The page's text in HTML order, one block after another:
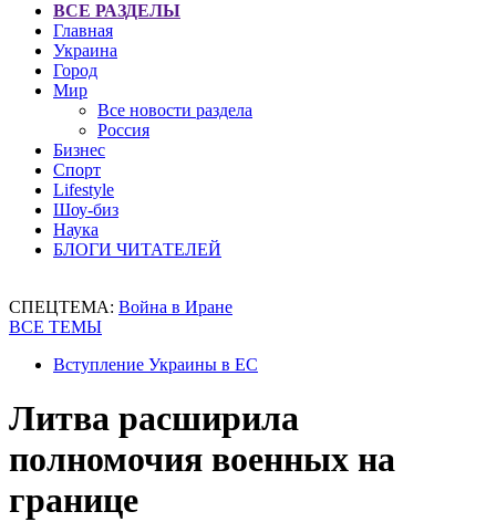
ВСЕ РАЗДЕЛЫ
Главная
Украина
Город
Мир
Все новости раздела
Россия
Бизнес
Спорт
Lifestyle
Шоу-биз
Наука
БЛОГИ ЧИТАТЕЛЕЙ
СПЕЦТЕМА: Война в Иране
ВСЕ ТЕМЫ
Вступление Украины в ЕС
Литва расширила
полномочия военных на
границе